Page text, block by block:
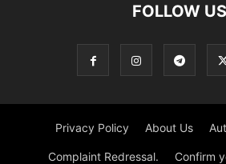
FOLLOW US
Privacy Policy About Us
Complaint Redressal. Confirm